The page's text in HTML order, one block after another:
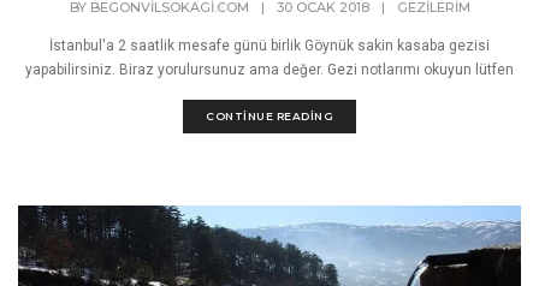
BY BEGONVILSOKAGI.COM | 30 OCAK 2018 | GEZILERIM
İstanbul'a 2 saatlik mesafe günü birlik Göynük sakin kasaba gezisi
yapabilirsiniz. Biraz yorulursunuz ama değer. Gezi notlarımı okuyun lütfen
CONTINUE READING